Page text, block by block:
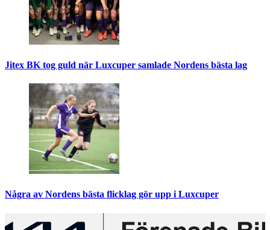
Jitex BK tog guld när Luxcuper samlade Nordens bästa lag
Några av Nordens bästa flicklag gör upp i Luxcuper